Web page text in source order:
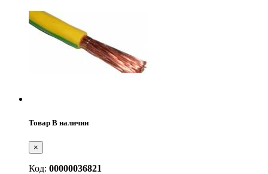
Товар В наличии
×
Код: 00000036821